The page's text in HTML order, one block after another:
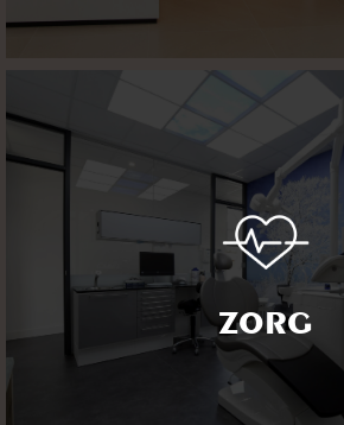
ZORG
ZORG
De tijd van een saaie en steriele
zorgsector is voorbij. Een functionele